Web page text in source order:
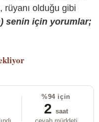
olduğu gibi
senin için yorumlar;
%94 için
2 saat